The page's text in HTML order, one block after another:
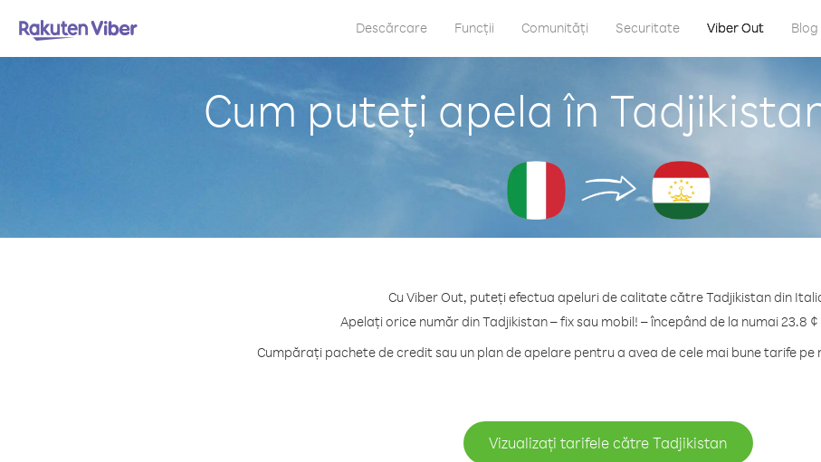
Descărcare Funcții Comunități Securitate Viber Out Blog
Cum puteți apela în
Cu Viber Out, puteți efectua apeluri de calitate către Tadjikistan din
Apelați orice număr din Tadjikistan – fix sau mobil! – începând de la numai 23.8
Cumpărați pachete de credit sau un plan de apelare pentru a avea de cele mai bune tarife
Vizualizați tarifele către Tadjikistan